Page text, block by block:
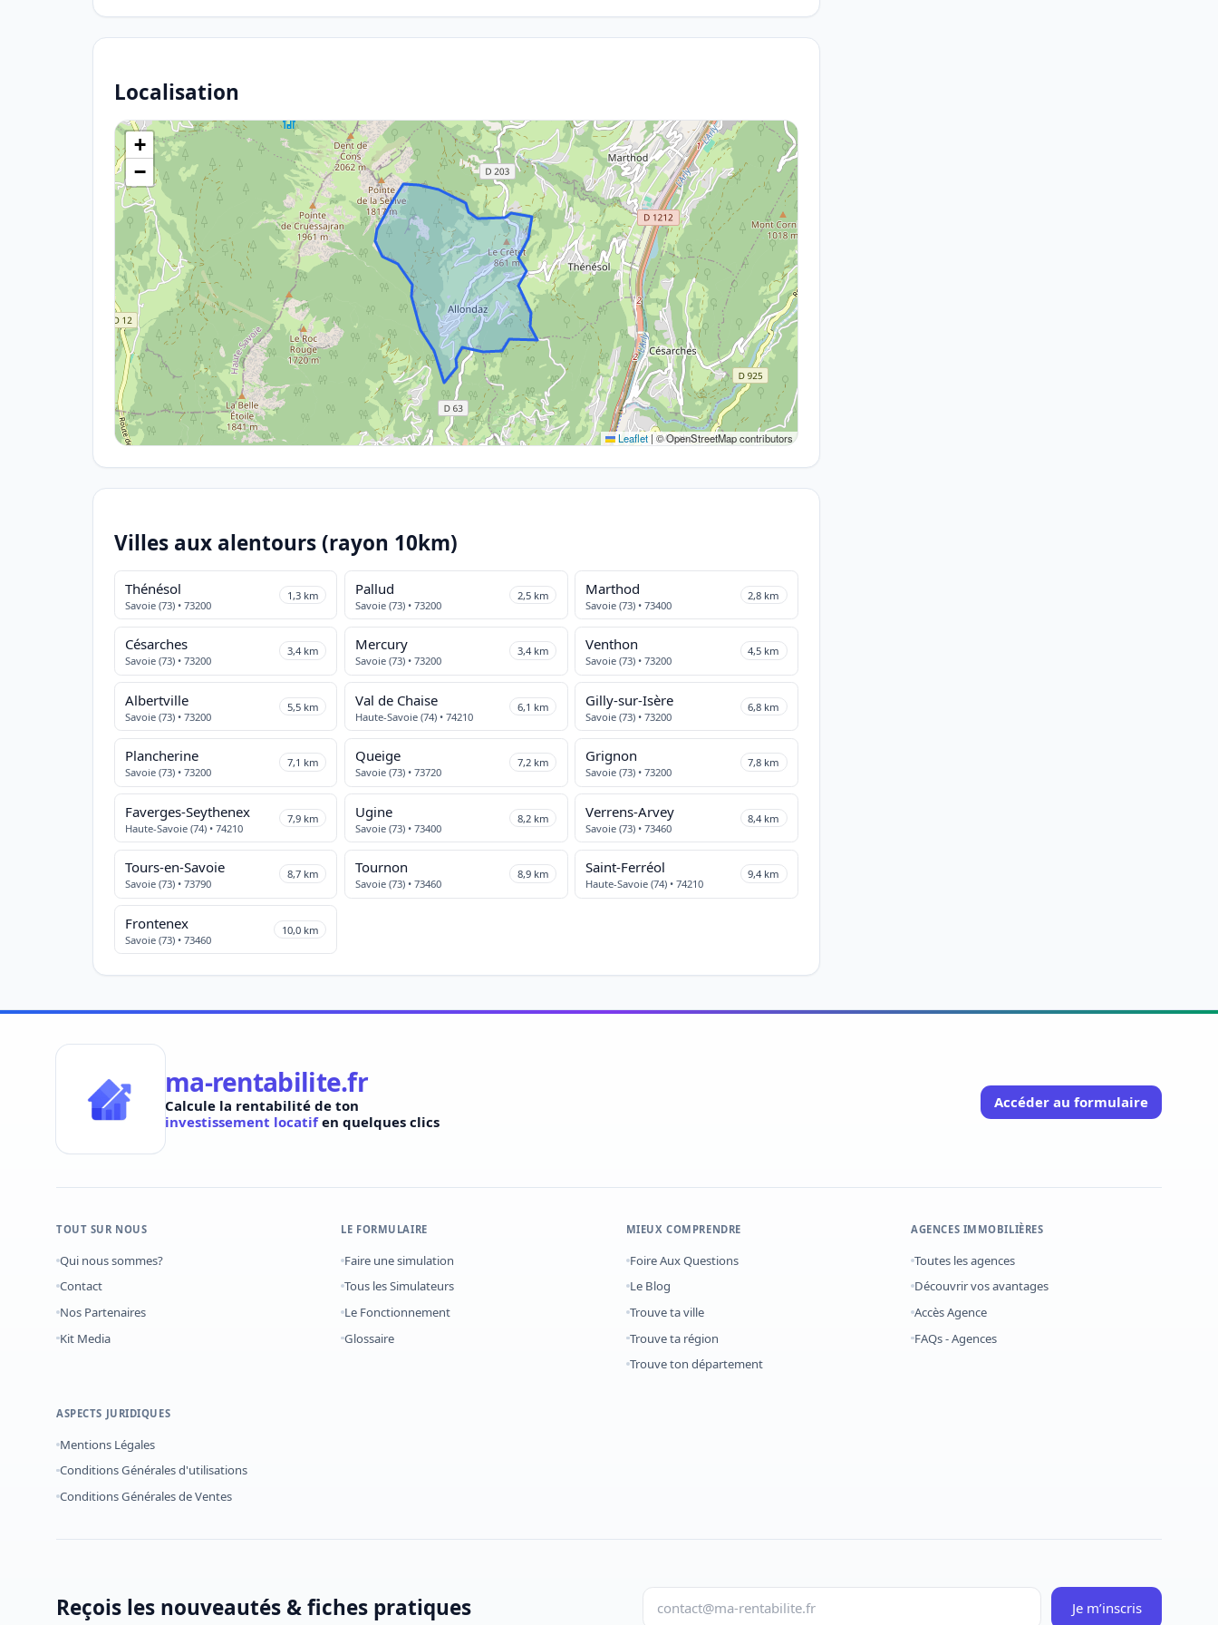
Localisation
+
−
Leaflet|© OpenStreetMap contributors
Villes aux alentours (rayon 10km)
Thénésol
Savoie (73) • 73200
1,3 km Pallud
Savoie (73) • 73200
2,5 km Marthod
Savoie (73) • 73400
2,8 km
Césarches
Savoie (73) • 73200
3,4 km Mercury
Savoie (73) • 73200
3,4 km Venthon
Savoie (73) • 73200
4,5 km
Albertville
Savoie (73) • 73200
5,5 km Val de Chaise
Haute-Savoie (74) • 74210
6,1 km Gilly-sur-Isère
Savoie (73) • 73200
6,8 km
Plancherine
Savoie (73) • 73200
7,1 km Queige
Savoie (73) • 73720
7,2 km Grignon
Savoie (73) • 73200
7,8 km
Faverges-Seythenex
Haute-Savoie (74) • 74210
7,9 km Ugine
Savoie (73) • 73400
8,2 km Verrens-Arvey
Savoie (73) • 73460
8,4 km
Tours-en-Savoie
Savoie (73) • 73790
8,7 km Tournon
Savoie (73) • 73460
8,9 km Saint-Ferréol
Haute-Savoie (74) • 74210
9,4 km
Frontenex
Savoie (73) • 73460
10,0 km
ma-rentabilite.fr
Calcule la rentabilité de ton
investissement locatifen quelques clics
Accéder au formulaire
TOUT SUR NOUS
Qui nous sommes?
Contact
Nos Partenaires
Kit Media
LE FORMULAIRE
Faire une simulation
Tous les Simulateurs
Le Fonctionnement
Glossaire
MIEUX COMPRENDRE
Foire Aux Questions
Le Blog
Trouve ta ville
Trouve ta région
Trouve ton département
AGENCES IMMOBILIÈRES
Toutes les agences
Découvrir vos avantages
Accès Agence
FAQs - Agences
ASPECTS JURIDIQUES
Mentions Légales
Conditions Générales d'utilisations
Conditions Générales de Ventes
Reçois les nouveautés & fiches pratiques Je m’inscris